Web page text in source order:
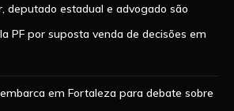
deputado estadual e advogado são
PF por suposta venda de decisões em
em Fortaleza para debate sobre